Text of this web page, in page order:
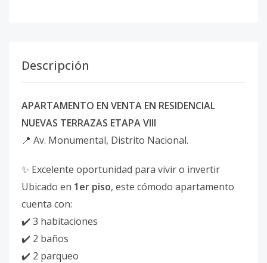
Descripción
APARTAMENTO EN VENTA EN RESIDENCIAL
NUEVAS TERRAZAS ETAPA VIII
📍 Av. Monumental, Distrito Nacional.
✨ Excelente oportunidad para vivir o invertir
Ubicado en 1er piso, este cómodo apartamento
cuenta con:
✔️ 3 habitaciones
✔️ 2 baños
✔️ 2 parqueo